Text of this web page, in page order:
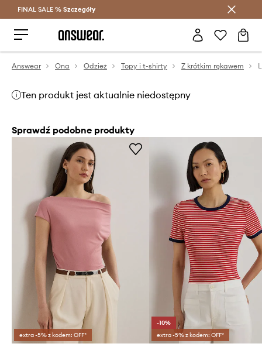
Oszczędzaj z Answear Club >
FINAL SALE % Szczegóły
Answear Ona Odzież Topy i t-shirty Z krótkim rękawem
Ten produkt jest aktualnie niedostępny
Sprawdź podobne produkty
extra -5% z kodem: OFF*
-10%
extra -5% z kodem: OFF*